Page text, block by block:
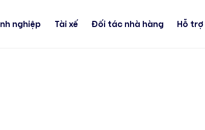
nghiệp Tài xế Đối tác nhà hàng Hỗ trợ